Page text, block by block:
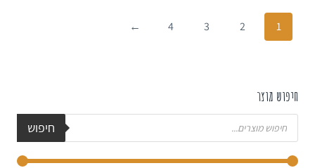
1
2
3
4
←
חיפוש מוצר
חיפוש